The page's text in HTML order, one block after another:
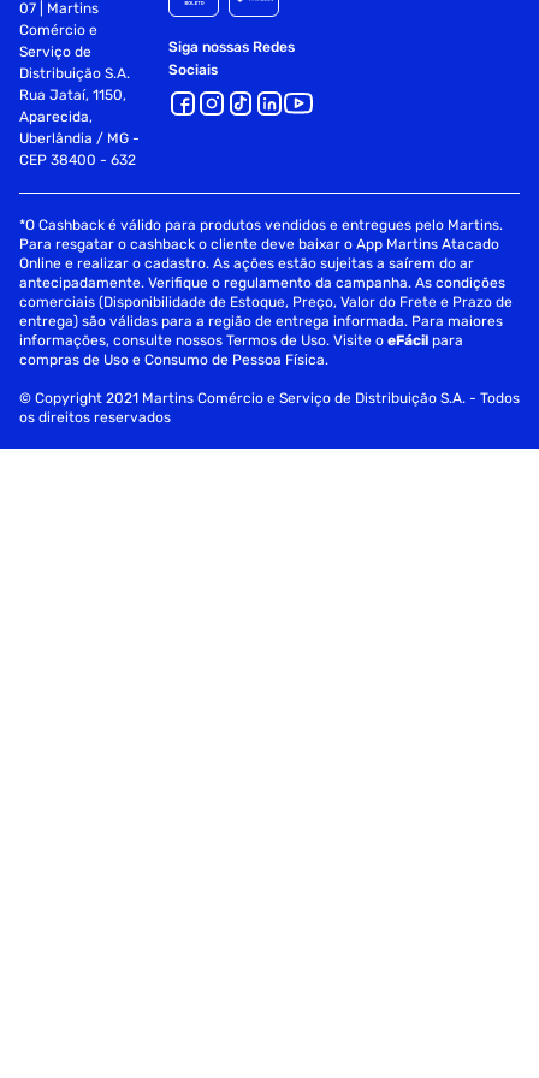
07 | Martins
Comércio e
Serviço de
Distribuição S.A.
Rua Jataí, 1150,
Aparecida,
Uberlândia / MG -
CEP 38400 - 632
Siga nossas Redes
Sociais
*O Cashback é válido para produtos vendidos e entregues pelo Martins.
Para resgatar o cashback o cliente deve baixar o App Martins Atacado
Online e realizar o cadastro. As ações estão sujeitas a saírem do ar
antecipadamente. Verifique o regulamento da campanha. As condições
comerciais (Disponibilidade de Estoque, Preço, Valor do Frete e Prazo de
entrega) são válidas para a região de entrega informada. Para maiores
informações, consulte nossos Termos de Uso. Visite oeFácil para
compras de Uso e Consumo de Pessoa Física.
© Copyright 2021 Martins Comércio e Serviço de Distribuição S.A. - Todos
os direitos reservados